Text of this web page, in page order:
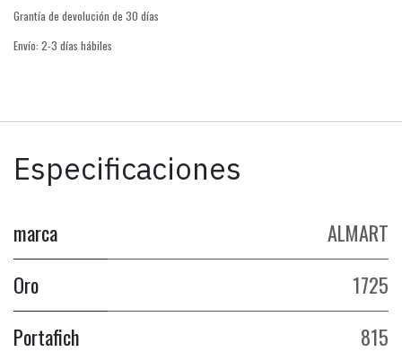
Grantía de devolución de 30 días
Envío: 2-3 días hábiles
Especificaciones
marca
ALMART
Oro
1725
Portafich
815